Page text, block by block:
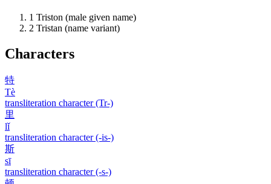
1 Triston (male given name)
2 Tristan (name variant)
Characters
特
Tè
transliteration character (Tr-)
里
lǐ
transliteration character (-is-)
斯
sī
transliteration character (-s-)